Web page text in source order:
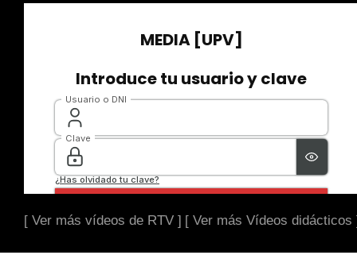
[ Ver más vídeos de RTV ] [ Ver más Vídeos didácticos